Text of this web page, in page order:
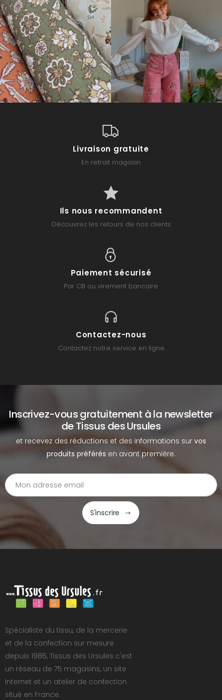
Livraison gratuite
En retrait magasin
Ils nous recommandent
Découvrez les retours de nos clients
Paiement sécurisé
Par CB ou virement bancaire
Contactez-nous
Contactez notre service en ligne
Inscrivez-vous gratuitement à la newsletter
de Tissus des Ursules
et recevez des réductions et des informations sur vos
produits préférés en avant première.
S'inscrire
Spécialiste du tissu, de la mercerie
et de la confection sur mesure
depuis 1986, Tissus des Ursules c'est
un réseau de 75 magasins, un site
Internet et un atelier de confection
situé en France.